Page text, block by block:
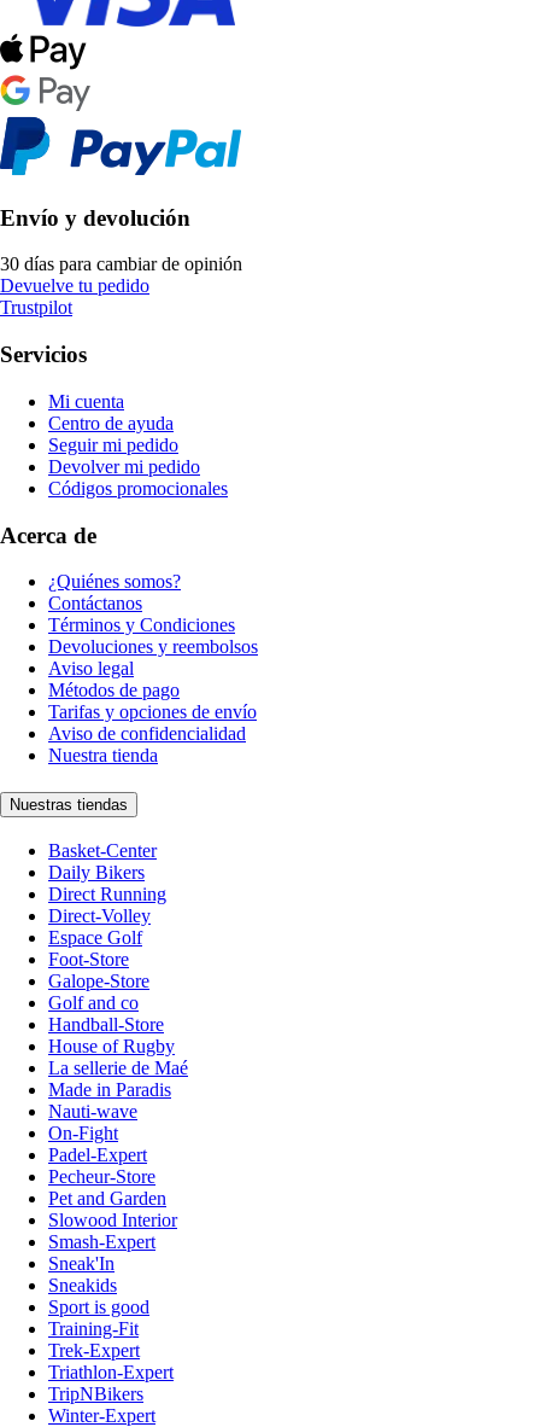
Envío y devolución
30 días para cambiar de opinión
Devuelve tu pedido
Trustpilot
Servicios
Mi cuenta
Centro de ayuda
Seguir mi pedido
Devolver mi pedido
Códigos promocionales
Acerca de
¿Quiénes somos?
Contáctanos
Términos y Condiciones
Devoluciones y reembolsos
Aviso legal
Métodos de pago
Tarifas y opciones de envío
Aviso de confidencialidad
Nuestra tienda
Nuestras tiendas
Basket-Center
Daily Bikers
Direct Running
Direct-Volley
Espace Golf
Foot-Store
Galope-Store
Golf and co
Handball-Store
House of Rugby
La sellerie de Maé
Made in Paradis
Nauti-wave
On-Fight
Padel-Expert
Pecheur-Store
Pet and Garden
Slowood Interior
Smash-Expert
Sneak'In
Sneakids
Sport is good
Training-Fit
Trek-Expert
Triathlon-Expert
TripNBikers
Winter-Expert